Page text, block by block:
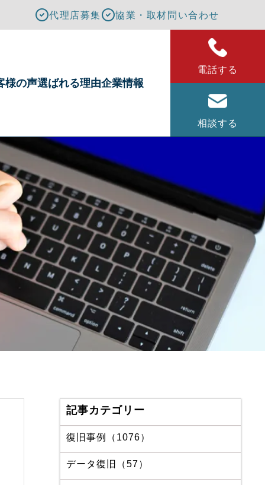
代理店募集 協業・取材問い合わせ
様の声選ばれる理由企業情報
電話する
相談する
記事カテゴリー
復旧事例（1076）
データ復旧（57）